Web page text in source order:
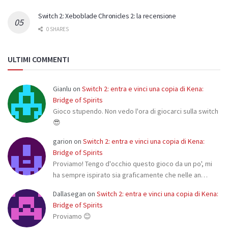
Switch 2: Xeboblade Chronicles 2: la recensione
0 SHARES
ULTIMI COMMENTI
Gianlu on Switch 2: entra e vinci una copia di Kena:
Bridge of Spirits
Gioco stupendo. Non vedo l'ora di giocarci sulla switch
😎
garion on Switch 2: entra e vinci una copia di Kena:
Bridge of Spirits
Proviamo! Tengo d'occhio questo gioco da un po', mi
ha sempre ispirato sia graficamente che nelle an…
Dallasegan on Switch 2: entra e vinci una copia di Kena:
Bridge of Spirits
Proviamo 😊